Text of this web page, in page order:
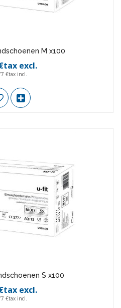
M x100
excl.
€tax incl.
S x100
excl.
€tax incl.